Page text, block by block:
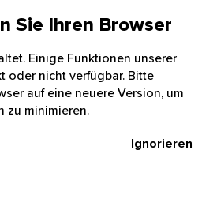
Sie Ihren Browser
Einige Funktionen unserer
oder nicht verfügbar. Bitte
auf eine neuere Version, um
zu minimieren.
Ignorieren